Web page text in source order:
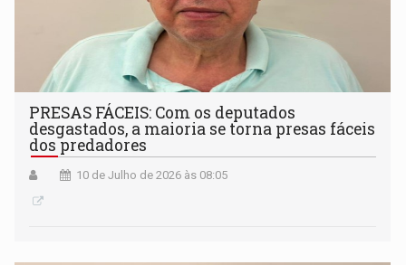
PRESAS FÁCEIS: Com os deputados
desgastados, a maioria se torna presas fáceis
dos predadores
10 de Julho de 2026 às 08:05